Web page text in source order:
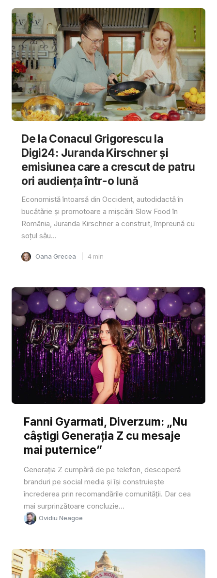
De la Conacul Grigorescu la
Digi24: Juranda Kirschner și
emisiunea care a crescut de patru
ori audiența într-o lună
Economistă întoarsă din Occident, autodidactă în
bucătărie și promotoare a mișcării Slow Food în
România, Juranda Kirschner a construit, împreună cu
soțul său...
Oana Grecea 4 min
Fanni Gyarmati, Diverzum: „Nu
câștigi Generația Z cu mesaje
mai puternice”
Generația Z cumpără de pe telefon, descoperă
branduri pe social media și își construiește
încrederea prin recomandările comunității. Dar cea
mai surprinzătoare concluzie...
Ovidiu Neagoe